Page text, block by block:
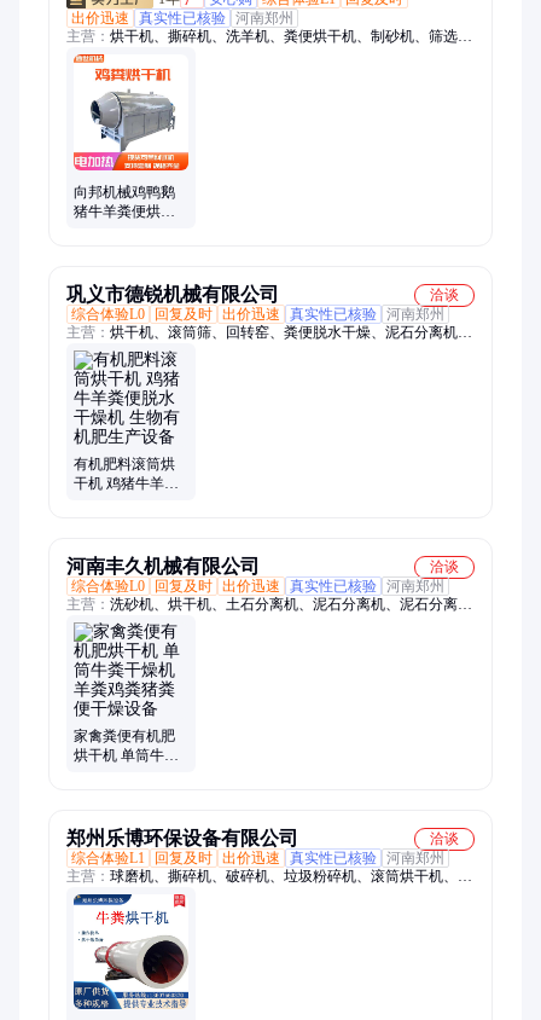
出价迅速
真实性已核验 河南郑州
主营： 烘干机、撕碎机、洗羊机、粪便烘干机、制砂机、筛选设
备、粉土机、移动破碎机、连续式烘干机、颚式破碎机、锤式破
碎机、车载式破碎机、履带式破碎机
向邦机械鸡鸭鹅
猪牛羊粪便烘干
巩义市德锐机械有限公司
洽谈
综合体验L0
回复及时 出价迅速 真实性已核验 河南郑州
主营： 烘干机、滚筒筛、回转窑、粪便脱水干燥、泥石分离机、
除尘器
有机肥料滚筒烘
干机 鸡猪牛羊粪
河南丰久机械有限公司
洽谈
综合体验L0
回复及时 出价迅速 真实性已核验 河南郑州
主营： 洗砂机、烘干机、土石分离机、泥石分离机、泥石分离设
备、破碎机、移动破碎车、颚式破碎机、不锈钢烘干机、单筒烘
干机、三筒烘干机、建筑垃圾分拣机
家禽粪便有机肥
烘干机 单筒牛粪
郑州乐博环保设备有限公司
洽谈
综合体验L1
回复及时 出价迅速 真实性已核验 河南郑州
主营： 球磨机、撕碎机、破碎机、垃圾粉碎机、滚筒烘干机、建
筑材料破碎、烘干机、磨粉机